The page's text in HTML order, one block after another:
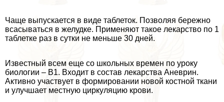
Чаще выпускается в виде таблеток. Позволяя бережно
всасываться в желудке. Применяют такое лекарство по 1
таблетке раз в сутки не меньше 30 дней.
Известный всем еще со школьных времен по уроку
биологии – B1. Входит в состав лекарства Аневрин.
Активно участвует в формировании новой костной ткани
и улучшает местную циркуляцию крови.